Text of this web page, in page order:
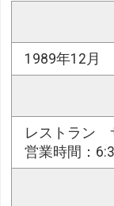
1989年12月
レストラン
営業時間：